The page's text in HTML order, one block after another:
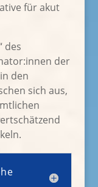
für akut
des
der
den
sich aus,